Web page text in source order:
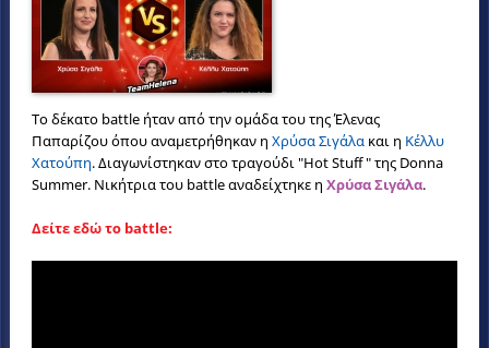
Το δέκατο battle ήταν από την ομάδα του της Έλενας
Παπαρίζου όπου αναμετρήθηκαν η Χρύσα Σιγάλα και η Κέλλυ
Χατούπη.Διαγωνίστηκαν στο τραγούδι "Hot Stuff " της Donna
Summer. Νικήτριατου battle αναδείχτηκε η Χρύσα Σιγάλα.
Δείτε εδώ το battle: